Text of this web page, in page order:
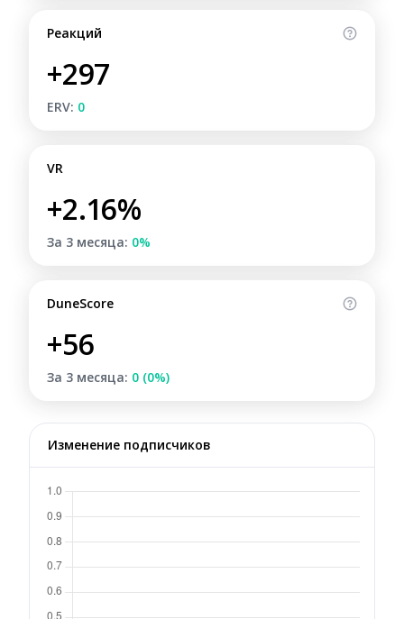
Реакций
+297
ERV: 0
VR
+2.16%
За 3 месяца: 0%
DuneScore
+56
За 3 месяца: 0 (0%)
Изменение подписчиков